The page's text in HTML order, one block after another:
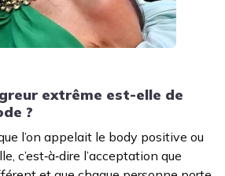
extrême est-elle de
?
l’on appelait le body positive ou
c’est‑à‑dire l’acceptation que